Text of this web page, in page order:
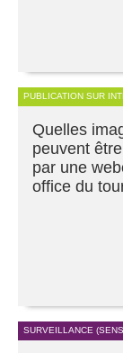
PUBLICATION SUR
Quelles
peuvent
par une
office du
SURVEILLANCE